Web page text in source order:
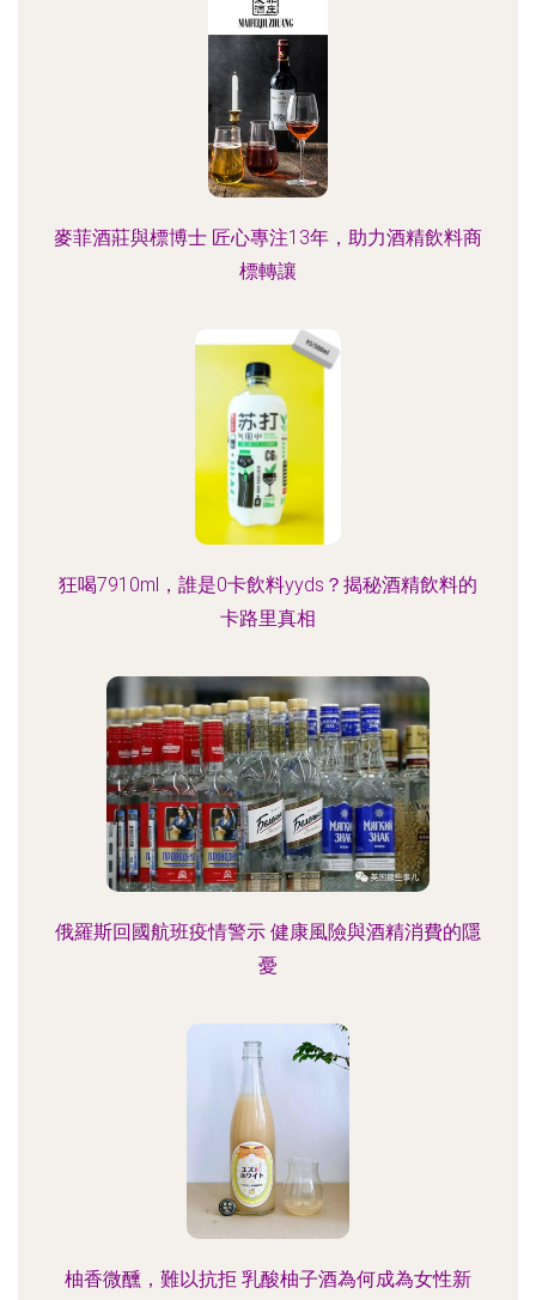
麥菲酒莊與標博士 匠心專注13年，助力酒精飲料商
標轉讓
狂喝7910ml，誰是0卡飲料yyds？揭秘酒精飲料的
卡路里真相
俄羅斯回國航班疫情警示 健康風險與酒精消費的隱
憂
柚香微醺，難以抗拒 乳酸柚子酒為何成為女性新